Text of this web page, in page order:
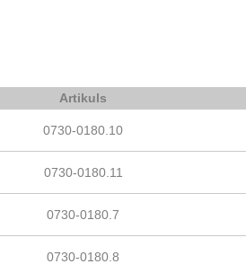
Artikuls
0730-0180.10
0730-0180.11
0730-0180.7
0730-0180.8